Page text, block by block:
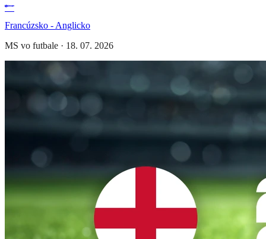
Francúzsko - Anglicko
MS vo futbale · 18. 07. 2026